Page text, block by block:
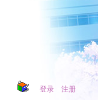
登录 注册